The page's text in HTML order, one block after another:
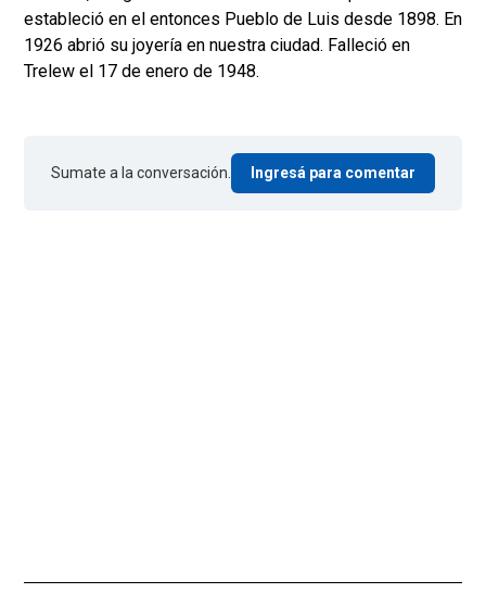
estableció en el entonces Pueblo de Luis desde 1898. En
1926 abrió su joyería en nuestra ciudad. Falleció en
Trelew el 17 de enero de 1948.
Sumate a la conversación. Ingresá para comentar